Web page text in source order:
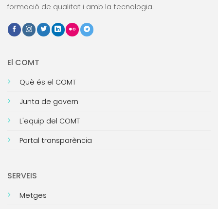
formació de qualitat i amb la tecnologia.
El COMT
Què és el COMT
Junta de govern
L'equip del COMT
Portal transparència
SERVEIS
Metges